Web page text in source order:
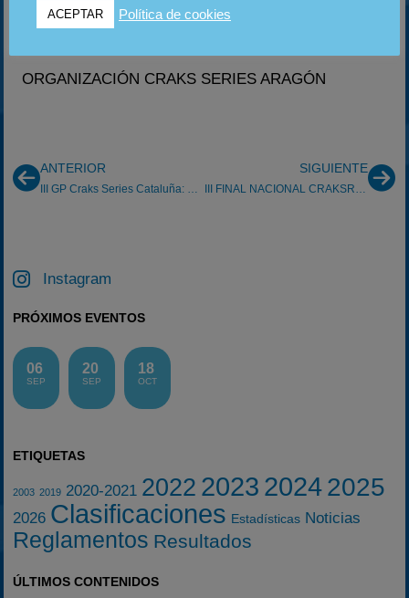
¡Os esperamos!
ORGANIZACIÓN CRAKS SERIES ARAGÓN
ANTERIOR
III GP Craks Series Cataluña: Primera victoria de 2016 para Pere Ramos
SIGUIENTE
III FINAL NACIONAL CRAKSRACING
Instagram
PRÓXIMOS EVENTOS
06
SEP
20
SEP
18
OCT
ETIQUETAS
2003 2019 2020-2021 2022 2023 20242025
2026 Clasificaciones Estadísticas Noticias
Reglamentos Resultados
ÚLTIMOS CONTENIDOS
ACEPTAR Política de cookies